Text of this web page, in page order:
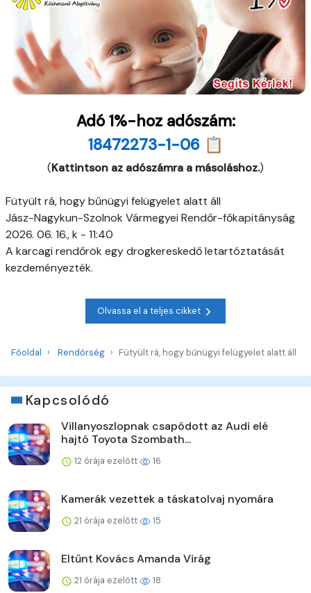
Adó 1%-hoz adószám:
18472273-1-06 📋
(Kattintson az adószámra a másoláshoz.)
Fütyült rá, hogy bűnügyi felügyelet alatt áll
Jász-Nagykun-Szolnok Vármegyei Rendőr-főkapitányság
2026. 06. 16., k - 11:40
A karcagi rendőrök egy drogkereskedő letartóztatását
kezdeményezték.
Olvassa el a teljes cikket
Főoldal Rendőrség Fütyült rá, hogy bűnügyi felügyelet alatt áll
Kapcsolódó
Villanyoszlopnak csapódott az Audi elé
hajtó Toyota Szombath...
12 órája ezelőtt 16
Kamerák vezettek a táskatolvaj nyomára
21 órája ezelőtt 15
Eltűnt Kovács Amanda Virág
21 órája ezelőtt 18